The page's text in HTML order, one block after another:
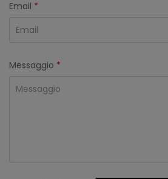
Email *
Messaggio *